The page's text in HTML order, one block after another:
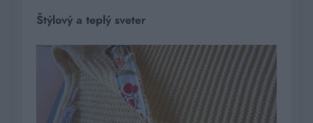
Štýlový a teplý sveter